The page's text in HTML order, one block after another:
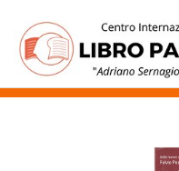
contenuto